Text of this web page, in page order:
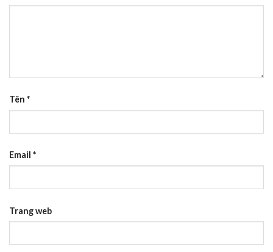
Tên *
Email *
Trang web